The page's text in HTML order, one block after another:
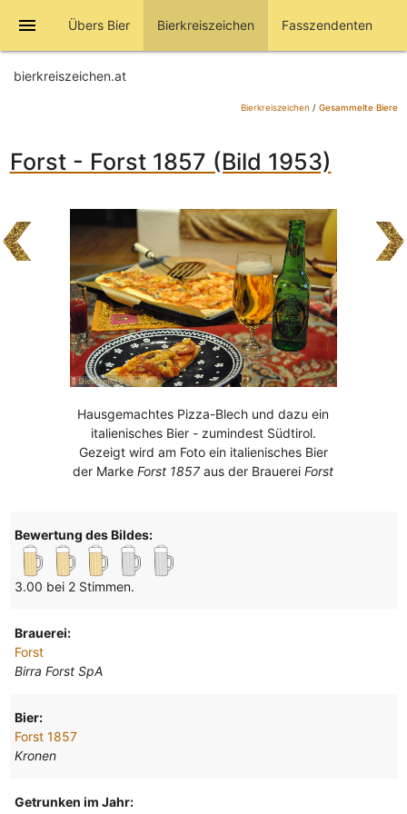
menu Übers Bier Bierkreiszeichen Fasszendenten
bierkreiszeichen.at
Bierkreiszeichen / Gesammelte Biere
Forst - Forst 1857 (Bild 1953)
Hausgemachtes Pizza-Blech und dazu ein
italienisches Bier - zumindest Südtirol.
Gezeigt wird am Foto ein italienisches Bier
der MarkeForst 1857aus der BrauereiForst
Bewertung des Bildes:
3.00 bei 2 Stimmen.
Brauerei:
Forst
Birra Forst SpA
Bier:
Forst 1857
Kronen
Getrunken im Jahr: